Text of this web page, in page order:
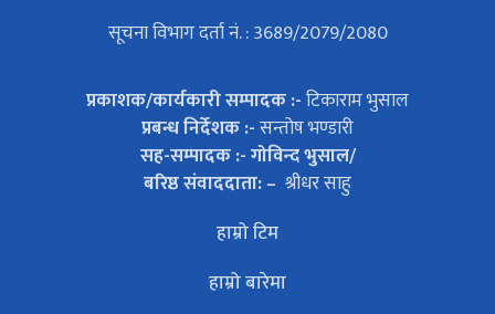
सूचना विभाग दर्ता नं. : 3689/2079/2080
प्रकाशक/कार्यकारी सम्पादक :-टिकाराम भुसाल
प्रबन्ध निर्देशक :-सन्तोष भण्डारी
सह-सम्पादक :- गोविन्द भुसाल/
बरिष्ठ संवाददाता: – श्रीधर साहु
हाम्रो टिम
हाम्रो बारेमा